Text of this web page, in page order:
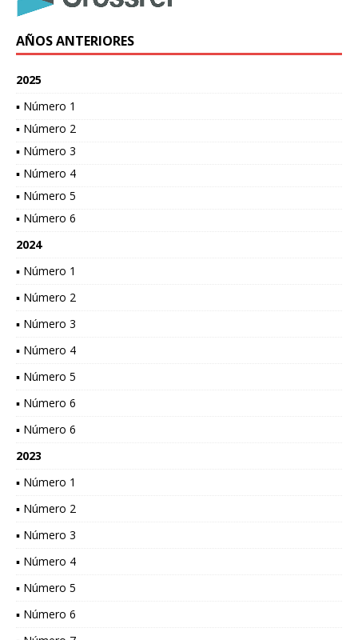
AÑOS ANTERIORES
2025
▪ Número 1
▪ Número 2
▪ Número 3
▪ Número 4
▪ Número 5
▪ Número 6
2024
▪ Número 1
▪ Número 2
▪ Número 3
▪ Número 4
▪ Número 5
▪ Número 6
▪ Número 6
2023
▪ Número 1
▪ Número 2
▪ Número 3
▪ Número 4
▪ Número 5
▪ Número 6